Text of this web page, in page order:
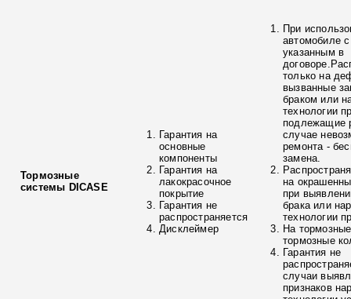
Тормозные
системы DICASE
Гарантия на
основные
компоненты
Гарантия на
лакокрасочное
покрытие
Гарантия не
распространяется
Дисклеймер
При
автомобиле
указанным в
только на
вызванные
браком или
технологии
подлежащие
случае
ремонта -
замена.
на
при
брака или
технологии
На
тормозные
Гарантия не
случаи
признаков